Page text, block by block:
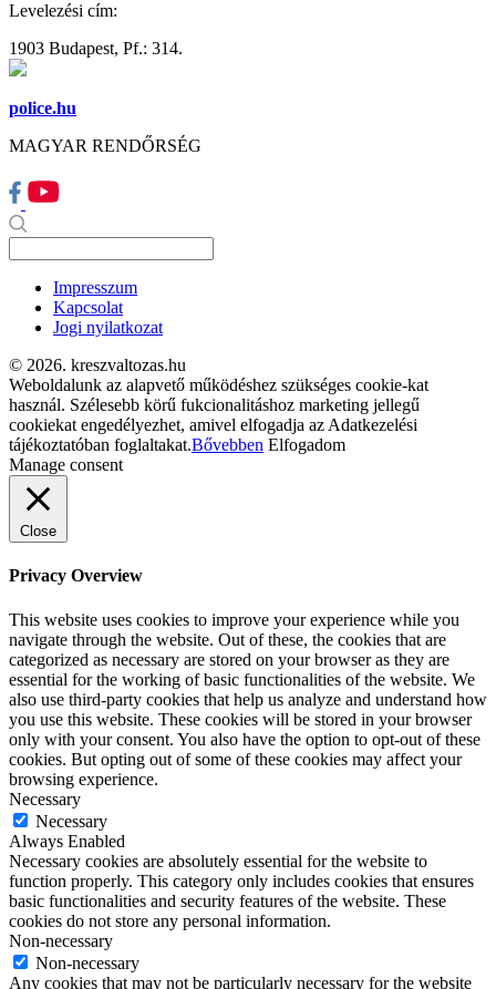
Levelezési cím:
1903 Budapest, Pf.: 314.
police.hu
MAGYAR RENDŐRSÉG
Impresszum
Kapcsolat
Jogi nyilatkozat
© 2026. kreszvaltozas.hu
Weboldalunk az alapvető működéshez szükséges cookie-kat
használ. Szélesebb körű fukcionalitáshoz marketing jellegű
cookiekat engedélyezhet, amivel elfogadja az Adatkezelési
tájékoztatóban foglaltakat.Bővebben Elfogadom
Manage consent
Close
Privacy Overview
This website uses cookies to improve your experience while you
navigate through the website. Out of these, the cookies that are
categorized as necessary are stored on your browser as they are
essential for the working of basic functionalities of the website. We
also use third-party cookies that help us analyze and understand how
you use this website. These cookies will be stored in your browser
only with your consent. You also have the option to opt-out of these
cookies. But opting out of some of these cookies may affect your
browsing experience.
Necessary
Necessary
Always Enabled
Necessary cookies are absolutely essential for the website to
function properly. This category only includes cookies that ensures
basic functionalities and security features of the website. These
cookies do not store any personal information.
Non-necessary
Non-necessary
Any cookies that may not be particularly necessary for the website